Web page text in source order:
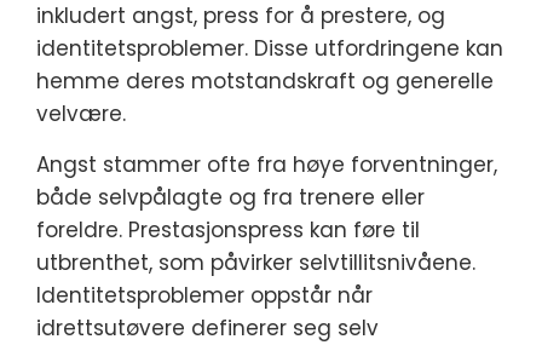
inkludert angst, press for å prestere, og
identitetsproblemer. Disse utfordringene kan
hemme deres motstandskraft og generelle
velvære.
Angst stammer ofte fra høye forventninger,
både selvpålagte og fra trenere eller
foreldre. Prestasjonspress kan føre til
utbrenthet, som påvirker selvtillitsnivåene.
Identitetsproblemer oppstår når
idrettsutøvere definerer seg selv